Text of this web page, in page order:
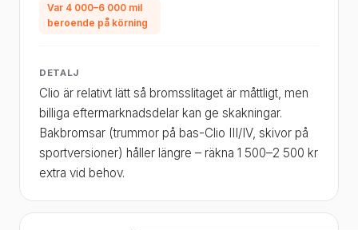
Var 4 000–6 000 mil
beroende på körning
DETALJ
Clio är relativt lätt så bromsslitaget är måttligt, men
billiga eftermarknadsdelar kan ge skakningar.
Bakbromsar (trummor på bas-Clio III/IV, skivor på
sportversioner) håller längre – räkna 1 500–2 500 kr
extra vid behov.